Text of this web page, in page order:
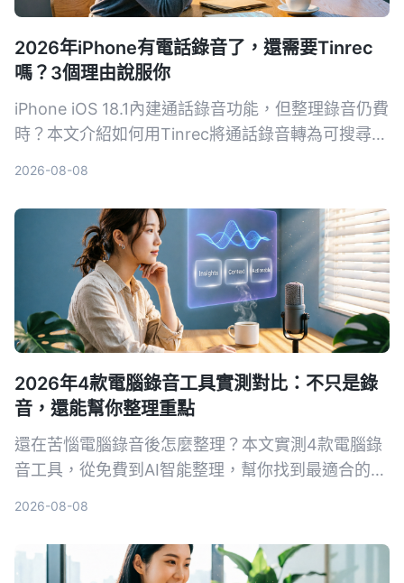
2026年iPhone有電話錄音了，還需要Tinrec
嗎？3個理由說服你
iPhone iOS 18.1內建通話錄音功能，但整理錄音仍費
時？本文介紹如何用Tinrec將通話錄音轉為可搜尋的
2026-08-08
2026年4款電腦錄音工具實測對比：不只是錄
音，還能幫你整理重點
還在苦惱電腦錄音後怎麼整理？本文實測4款電腦錄
音工具，從免費到AI智能整理，幫你找到最適合的方
2026-08-08